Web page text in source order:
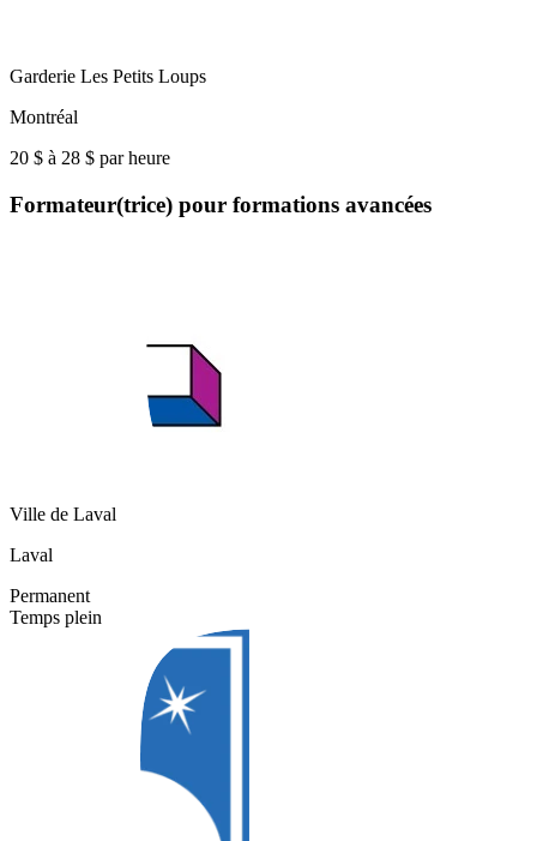
Garderie Les Petits Loups
Montréal
20 $ à 28 $ par heure
Formateur(trice) pour formations avancées
Ville de Laval
Laval
Permanent
Temps plein